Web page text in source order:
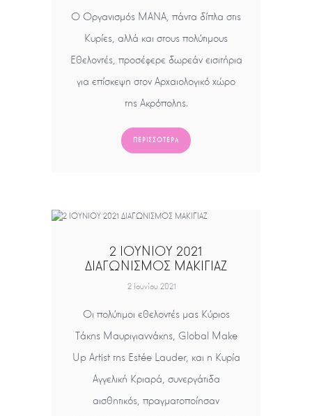
Ο Οργανισμός ΜΑΝΑ, πάντα δίπλα στις
Κυρίες, αλλά και στους πολύτιμους
Εθελοντές, προσέφερε δωρεάν εισιτήρια
για επίσκεψη στον Αρχαιολογικό χώρο
της Ακρόπολης.
ΠΕΡΙΣΣΌΤΕΡΑ
2 ΙΟΥΝΙΟΥ 2021
ΔΙΑΓΩΝΙΣΜΟΣ ΜΑΚΙΓΙΑΖ
2 Ιουνίου 2021
Οι πολύτιμοι εθελοντές μας Κύριος
Τάκης Μαυριγιαννάκης, Global Make
Up Artist της Estée Lauder, και η Κυρία
Αγγελική Κριαρά, συνεργάτιδα
αισθητικός, πραγματοποίησαν